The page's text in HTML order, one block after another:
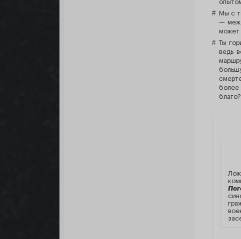
Мы с
—
может
Ты
ведь
более
благо?